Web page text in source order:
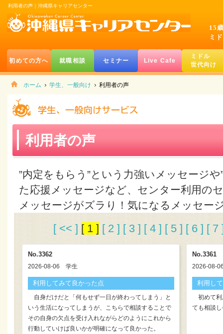
利用者の声｜沖縄県キャリアセンター
15
ミ
初めての方へ 就職相談 セミナー Live Cafe
ミドル
世代向け
ホーム 学生、一般向け 利用者の声
利用者の声
”内定をもらう”という力強いメッセージ
た応援メッセージなど、センター利用の
メッセージがズラり！気になるメッセー
[ << ] [ 1 ] [ 2 ] [ 3 ] [ 4 ] [ 5 ] [ 6 ] [ 7
No.3362
2026-08-06 学生
利用してみて良かった点
自身だけだと「何もせず一日が終わってしまう」と
いう生活になってしまうが、こちらで相談することで
その自身の欠点を受け入れながらどのようにこれから
行動していけば良いかが明確になって良かった。
No.3361
2026-08-
利用し
初めて利
ても相談